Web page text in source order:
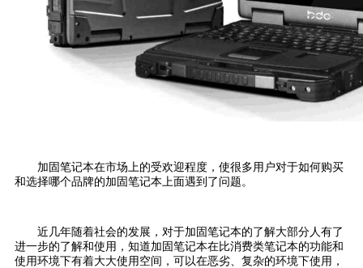
加固笔记本在市场上的受欢迎程度，使很多用户对于如何购买
和选择哪个品牌的加固笔记本上面遇到了问题。
近几年随着社会的发展，对于加固笔记本的了解大部分人有了
进一步的了解和使用，知道加固笔记本在比消费类笔记本的功能和
使用环境下有着大大使用空间，可以在恶劣、复杂的环境下使用，